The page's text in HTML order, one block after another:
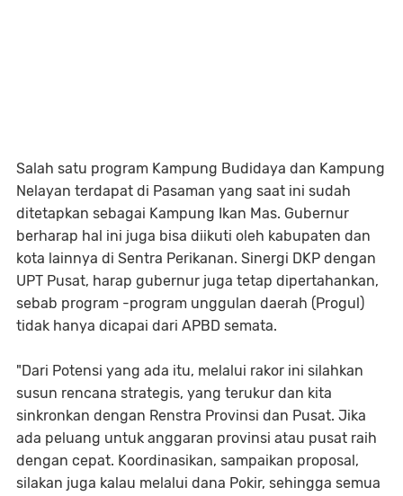
Salah satu program Kampung Budidaya dan Kampung
Nelayan terdapat di Pasaman yang saat ini sudah
ditetapkan sebagai Kampung Ikan Mas. Gubernur
berharap hal ini juga bisa diikuti oleh kabupaten dan
kota lainnya di Sentra Perikanan. Sinergi DKP dengan
UPT Pusat, harap gubernur juga tetap dipertahankan,
sebab program -program unggulan daerah (Progul)
tidak hanya dicapai dari APBD semata.
"Dari Potensi yang ada itu, melalui rakor ini silahkan
susun rencana strategis, yang terukur dan kita
sinkronkan dengan Renstra Provinsi dan Pusat. Jika
ada peluang untuk anggaran provinsi atau pusat raih
dengan cepat. Koordinasikan, sampaikan proposal,
silakan juga kalau melalui dana Pokir, sehingga semua